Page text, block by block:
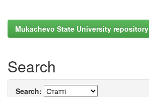
Mukachevo State University repository
Search
Search: